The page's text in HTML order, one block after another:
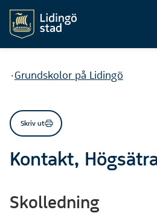
Du är här:
Grundskolor på Lidingö
Skriv ut
Kontakt,
Skolledning